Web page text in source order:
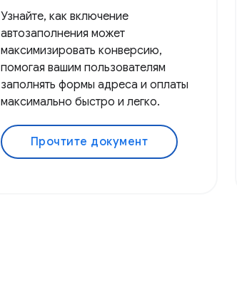
Узнайте, как включение
автозаполнения может
максимизировать конверсию,
помогая вашим пользователям
заполнять формы адреса и оплаты
максимально быстро и легко.
Прочтите документ